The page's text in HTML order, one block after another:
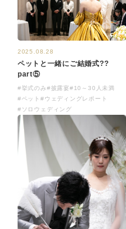
2025.08.28
ペットと一緒にご結婚式??
part⑤
#挙式のみ#披露宴#10～30人未満
#ペット #ウェディングレポート
#ソロウェディング